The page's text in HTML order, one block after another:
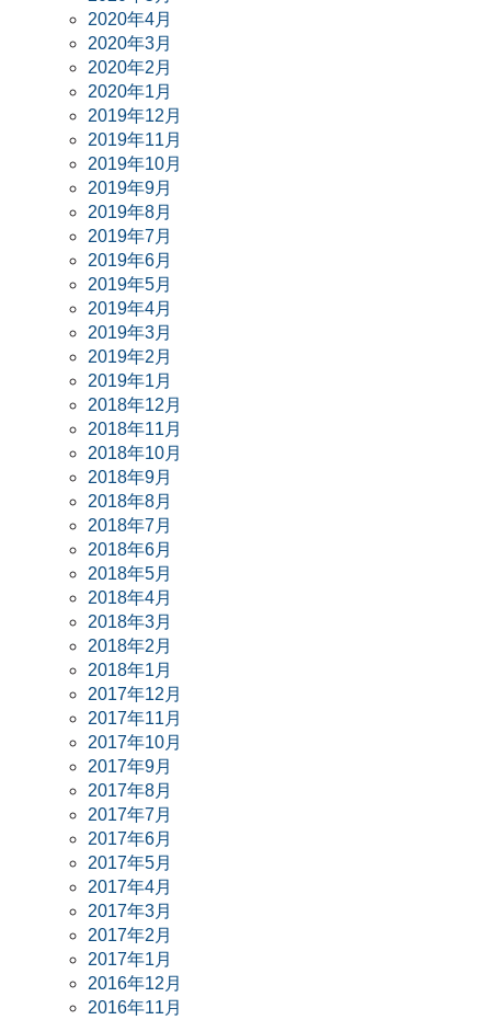
2020年4月
2020年3月
2020年2月
2020年1月
2019年12月
2019年11月
2019年10月
2019年9月
2019年8月
2019年7月
2019年6月
2019年5月
2019年4月
2019年3月
2019年2月
2019年1月
2018年12月
2018年11月
2018年10月
2018年9月
2018年8月
2018年7月
2018年6月
2018年5月
2018年4月
2018年3月
2018年2月
2018年1月
2017年12月
2017年11月
2017年10月
2017年9月
2017年8月
2017年7月
2017年6月
2017年5月
2017年4月
2017年3月
2017年2月
2017年1月
2016年12月
2016年11月